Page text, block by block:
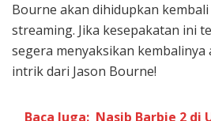
Bourne akan dihidupkan
streaming. Jika kesepakatan ini
segera menyaksikan
intrik dari Jason Bourne!
Baca Juga: Nasib Barbie 2 di